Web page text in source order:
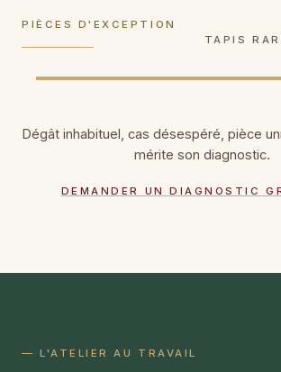
PIÈCES D'EXCEPTION
TAPIS
Dégât inhabituel, cas désespéré, pièce
mérite son diagnostic.
DEMANDER UN DIAGNOSTIC
— L'ATELIER AU TRAVAIL